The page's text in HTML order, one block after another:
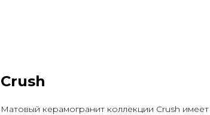
Crush
Матовый керамогранит коллекции Crush имеет